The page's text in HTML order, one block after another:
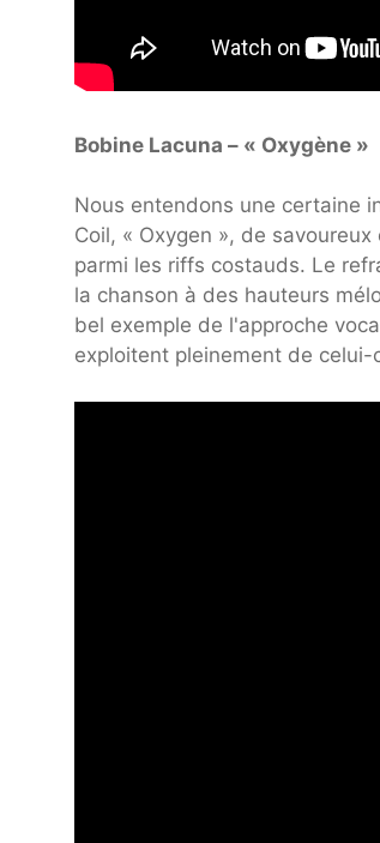
Bobine Lacuna – « Oxygène »
Nous entendons une certaine
Coil, « Oxygen », de
parmi les riffs costauds. Le
la chanson à des hauteurs
bel exemple de l'approche
exploitent pleinement de celui-